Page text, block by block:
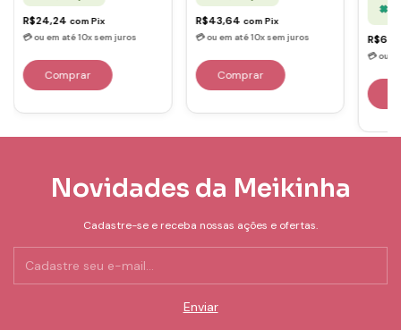
R$24,24 com Pix
Comprar
R$43,64 com Pix
Comprar
Novidades da Meikinha
Cadastre-se e receba nossas ações e ofertas.